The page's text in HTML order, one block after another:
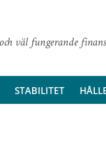
väl fungerande
STABILITET